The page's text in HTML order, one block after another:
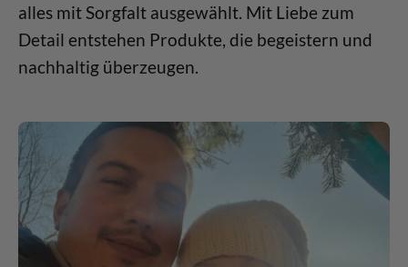
alles mit Sorgfalt ausgewählt. Mit Liebe zum
Detail entstehen Produkte, die begeistern und
nachhaltig überzeugen.